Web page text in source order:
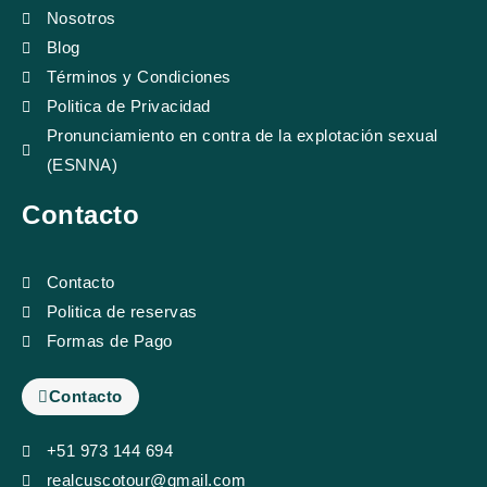
Nosotros
Blog
Términos y Condiciones
Politica de Privacidad
Pronunciamiento en contra de la explotación sexual
(ESNNA)
Contacto
Contacto
Politica de reservas
Formas de Pago
Contacto
+51 973 144 694
realcuscotour@gmail.com